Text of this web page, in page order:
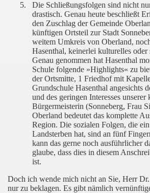
5.
Die Schließungsfolgen sind nicht
drastisch. Genau heute beschließt
den Zuschlag der Gemeinde
künftigen Ortsteil zur Stadt
weitem Umkreis von Oberland,
Hasenthal, keinerlei kulturelles oder
Genau genommen hat Hasenthal
Schule folgende »Highlights« zu
der Ortsmitte, 1 Friedhof mit
Grundschule Hasenthal angesichts
und des geringen Interesses unserer
Bürgermeisterin (Sonneberg, Frau
Oberland bedeutet das komplette
Region. Die sozialen Folgen, die
Landsterben hat, sind an fünf
kann das gerne noch ausführlicher
glaube, dass dies in diesem
ist.
Doch ich wende mich nicht an Sie, Herr
nur zu beklagen. Es gibt nämlich